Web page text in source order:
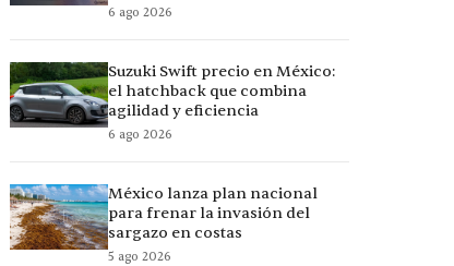
6 ago 2026
Suzuki Swift precio en México:
el hatchback que combina
agilidad y eficiencia
6 ago 2026
México lanza plan nacional
para frenar la invasión del
sargazo en costas
5 ago 2026